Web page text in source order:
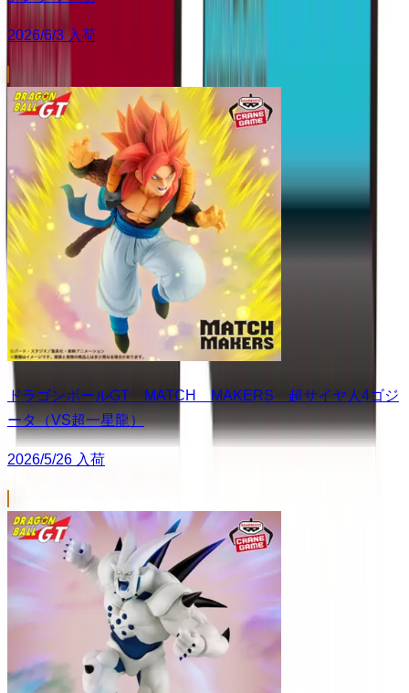
2026/6/3 入荷
ドラゴンボールGT MATCH MAKERS 超サイヤ人4ゴジ
ータ（VS超一星龍）
2026/5/26 入荷